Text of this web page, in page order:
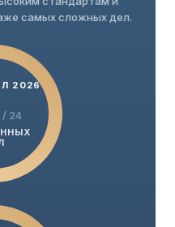
самых сложных дел.
2026
/ 24